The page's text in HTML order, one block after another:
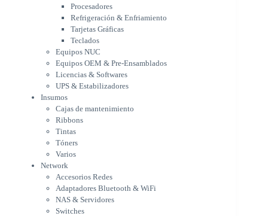
Equipos OEM & Pre-Ensamblados
Licencias & Softwares
UPS & Estabilizadores
Insumos
Cajas de mantenimiento
Ribbons
Tintas
Tóners
Varios
Network
Accesorios Redes
Adaptadores Bluetooth & WiFi
NAS & Servidores
Switches
WiFi
Notebooks & Portátiles
Cargador para notebook
Cooling Pad
Procesadores
Refrigeración & Enfriamiento
Tarjetas Gráficas
Teclados
Equipos NUC
Equipos OEM & Pre-Ensamblados
Licencias & Softwares
UPS & Estabilizadores
Insumos
Cajas de mantenimiento
Ribbons
Tintas
Tóners
Varios
Network
Accesorios Redes
Adaptadores Bluetooth & WiFi
NAS & Servidores
Switches